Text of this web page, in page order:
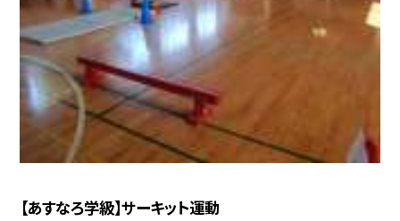
【あすなろ学級】サーキット運動